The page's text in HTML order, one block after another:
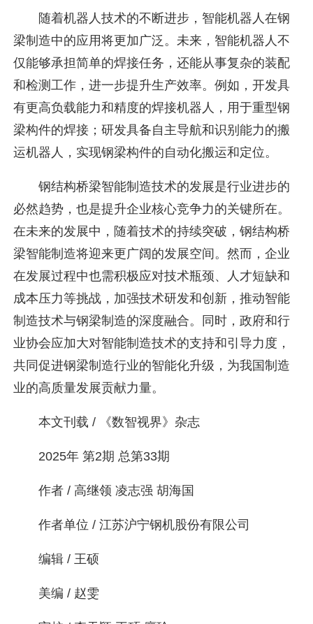
随着机器人技术的不断进步，智能机器人在钢
梁制造中的应用将更加广泛。未来，智能机器人不
仅能够承担简单的焊接任务，还能从事复杂的装配
和检测工作，进一步提升生产效率。例如，开发具
有更高负载能力和精度的焊接机器人，用于重型钢
梁构件的焊接；研发具备自主导航和识别能力的搬
运机器人，实现钢梁构件的自动化搬运和定位。
钢结构桥梁智能制造技术的发展是行业进步的
必然趋势，也是提升企业核心竞争力的关键所在。
在未来的发展中，随着技术的持续突破，钢结构桥
梁智能制造将迎来更广阔的发展空间。然而，企业
在发展过程中也需积极应对技术瓶颈、人才短缺和
成本压力等挑战，加强技术研发和创新，推动智能
制造技术与钢梁制造的深度融合。同时，政府和行
业协会应加大对智能制造技术的支持和引导力度，
共同促进钢梁制造行业的智能化升级，为我国制造
业的高质量发展贡献力量。
本文刊载 / 《数智视界》杂志
2025年 第2期 总第33期
作者 / 高继领 凌志强 胡海国
作者单位 / 江苏沪宁钢机股份有限公司
编辑 / 王硕
美编 / 赵雯